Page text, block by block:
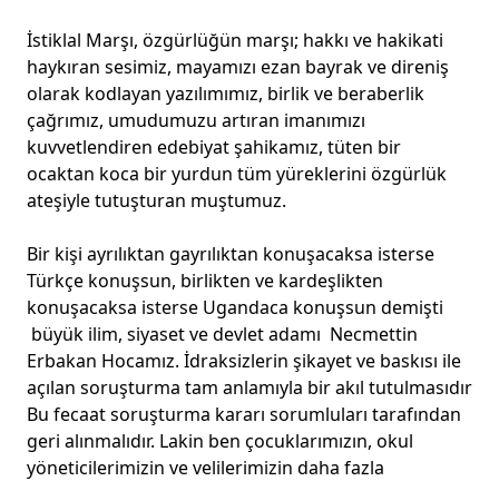
İstiklal Marşı, özgürlüğün marşı; hakkı ve hakikati
haykıran sesimiz, mayamızı ezan bayrak ve direniş
olarak kodlayan yazılımımız, birlik ve beraberlik
çağrımız, umudumuzu artıran imanımızı
kuvvetlendiren edebiyat şahikamız, tüten bir
ocaktan koca bir yurdun tüm yüreklerini özgürlük
ateşiyle tutuşturan muştumuz.
Bir kişi ayrılıktan gayrılıktan konuşacaksa isterse
Türkçe konuşsun, birlikten ve kardeşlikten
konuşacaksa isterse Ugandaca konuşsun demişti
büyük ilim, siyaset ve devlet adamı Necmettin
Erbakan Hocamız. İdraksizlerin şikayet ve baskısı ile
açılan soruşturma tam anlamıyla bir akıl tutulmasıdır
Bu fecaat soruşturma kararı sorumluları tarafından
geri alınmalıdır. Lakin ben çocuklarımızın, okul
yöneticilerimizin ve velilerimizin daha fazla